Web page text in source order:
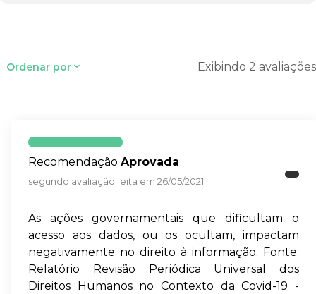
Ordenar por Exibindo 2 avaliações
Recomendação Aprovada
segundo avaliação feita em 26/05/2021
As ações governamentais que dificultam o
acesso aos dados, ou os ocultam, impactam
negativamente no direito à informação. Fonte:
Relatório Revisão Periódica Universal dos
Direitos Humanos no Contexto da Covid-19 -